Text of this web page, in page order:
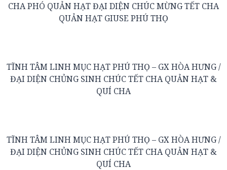
CHA PHÓ QUẢN HẠT ĐẠI DIỆN CHÚC MỪNG TẾT CHA
QUẢN HẠT GIUSE PHÚ THỌ
TĨNH TÂM LINH MỤC HẠT PHÚ THỌ – GX HÒA HƯNG /
ĐẠI DIỆN CHỦNG SINH CHÚC TẾT CHA QUẢN HẠT &
QUÍ CHA
TĨNH TÂM LINH MỤC HẠT PHÚ THỌ – GX HÒA HƯNG /
ĐẠI DIỆN CHỦNG SINH CHÚC TẾT CHA QUẢN HẠT &
QUÍ CHA